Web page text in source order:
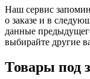
Наш сервис
о заказе и в
данные
выбирайте другие
Товары под